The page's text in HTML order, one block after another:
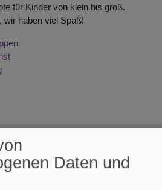
für Kinder von klein bis groß.
wir haben viel Spaß!
hilft; täglich harre ich auf dich.
Daten und